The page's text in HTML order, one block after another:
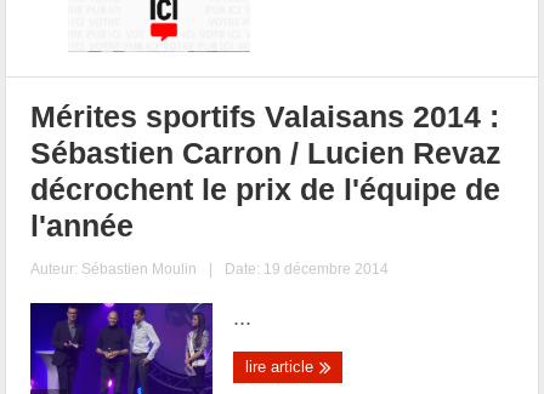
Mérites sportifs Valaisans 2014 :
Sébastien Carron / Lucien Revaz
décrochent le prix de l'équipe de
l'année
Auteur: Sébastien Moulin | Date: 19 décembre 2014
...
lire article